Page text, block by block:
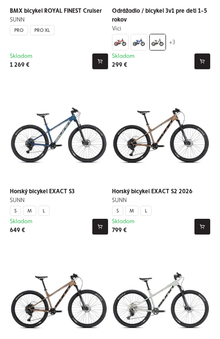
BMX bicykel ROYAL FINEST Cruiser
SUNN
PRO PRO XL
1 269 €
Skladom
Odrážadlo / bicykel 3v1 pre deti 1-5
rokov
Vici
+3
299 €
Skladom
Horský bicykel EXACT S3
SUNN
S M L
649 €
Skladom
Horský bicykel EXACT S2 2026
SUNN
S M L
799 €
Skladom